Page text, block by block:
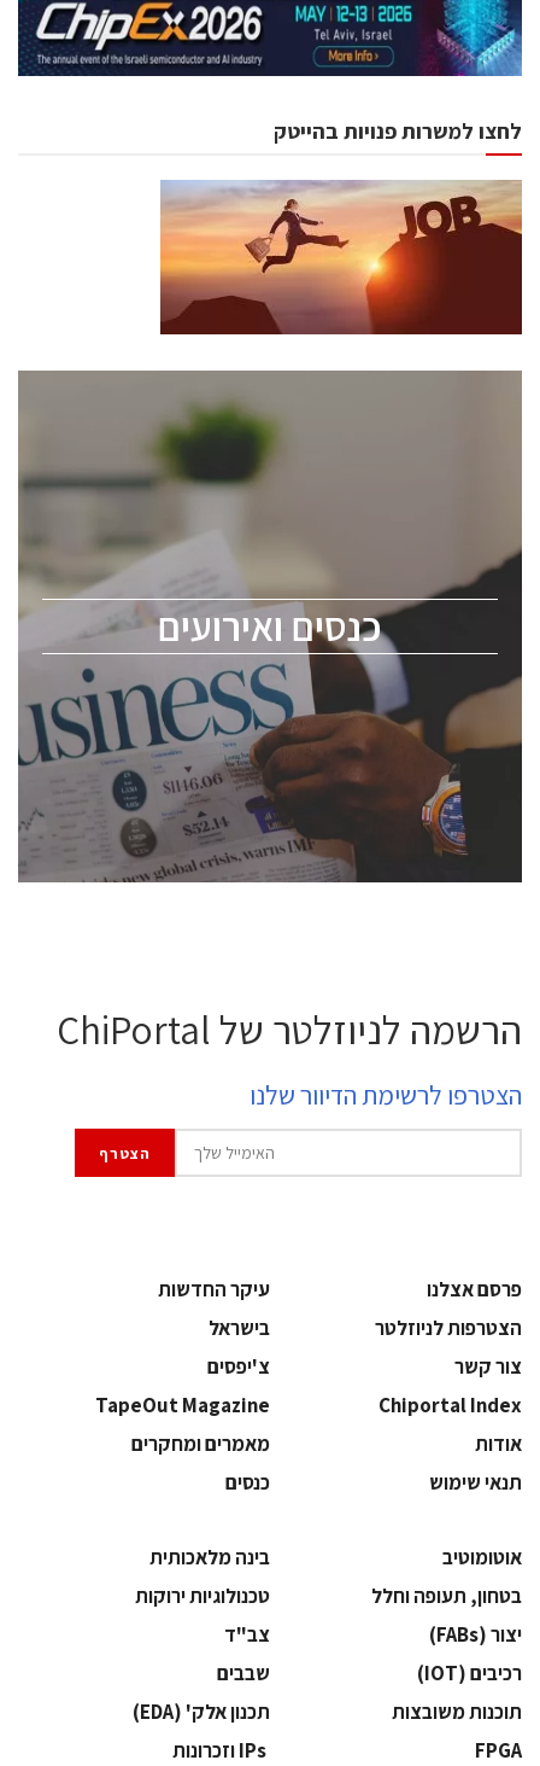
לחצו למשרות פנויות בהייטק
כנסים ואירועים
כנסים ואירועים
לכל העוסקים בתעשיית הסמיקונדקטור כולל מהנדסים,
ChipEx2026 will be held on May 12-13, 2026. The
conference is intended for everyone involved in the
semiconductor industry, including engineers,
professional experts, and senior executives.
לחץ לפרטים
הרשמה לניוזלטר של ChiPortal
הצטרפו לרשימת הדיוור שלנו
פרסם אצלנו
עיקר החדשות
הצטרפות לניוזלטר
בישראל
צור קשר
צ'יפסים
Chiportal Index
TapeOut Magazine
אודות
מאמרים ומחקרים
תנאי שימוש
כנסים
אוטומוטיב
בינה מלאכותית
בטחון, תעופה וחלל
‫טכנולוגיות ירוקות‬
‫יצור (‪(FABs‬‬
‫צב"ד‬
‫רכיבים‬ (IOT)
‫שבבים‬
‫תוכנות משובצות‬
‫תכנון אלק' (‪(EDA‬‬
‫‪FPGA‬‬